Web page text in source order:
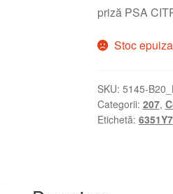
priză PSA
Stoc
SKU: 5145-
Categorii: 207,
Etichetă: 6351Y7